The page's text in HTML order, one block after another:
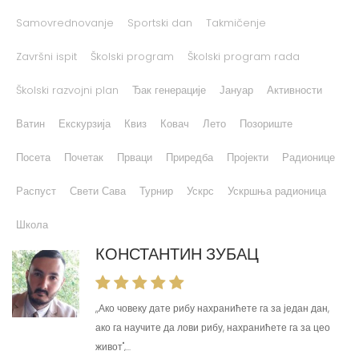
Samovrednovanje Sportski dan Takmičenje
Završni ispit Školski program Školski program rada
Školski razvojni plan Ђак генерације Јануар Активности
Ватин Екскурзија Квиз Ковач Лето Позориште
Посета Почетак Прваци Приредба Пројекти Радионице
Распуст Свети Сава Турнир Ускрс Ускршња радионица
Школа
КОНСТАНТИН ЗУБАЦ
,,Ако човеку дате рибу нахранићете га за један дан,
ако га научите да лови рибу, нахранићете га за цео
живот'',...